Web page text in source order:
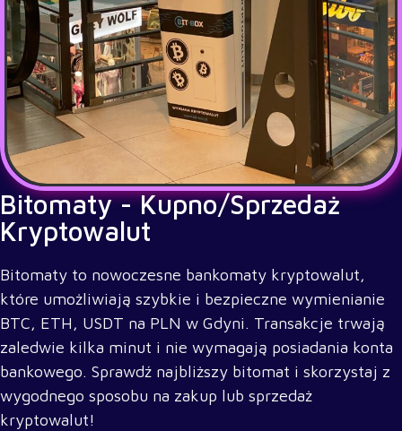
Bitomaty - Kupno/Sprzedaż
Kryptowalut
Bitomaty to nowoczesne bankomaty kryptowalut,
które umożliwiają szybkie i bezpieczne wymienianie
BTC, ETH, USDT na PLN w Gdyni. Transakcje trwają
zaledwie kilka minut i nie wymagają posiadania konta
bankowego. Sprawdź najbliższy bitomat i skorzystaj z
wygodnego sposobu na zakup lub sprzedaż
kryptowalut!